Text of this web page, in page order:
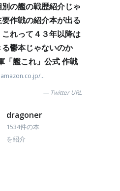
の艦の戦歴紹介じゃ
作戦の紹介本が出る
れって４３年以降は
鬱本じゃないのか
これ」公式 作戦
amazon.co.jp/...
Twitter URL
dragoner
1534件の本
を紹介